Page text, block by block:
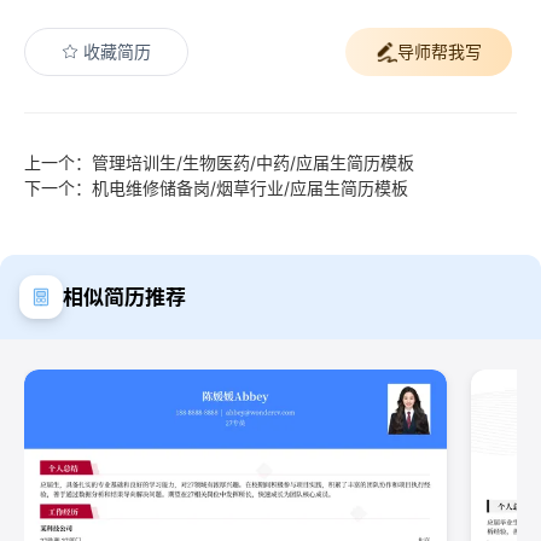
收藏简历 导师帮我写
上一个：管理培训生/生物医药/中药/应届生简历模板
下一个：机电维修储备岗/烟草行业/应届生简历模板
相似简历推荐